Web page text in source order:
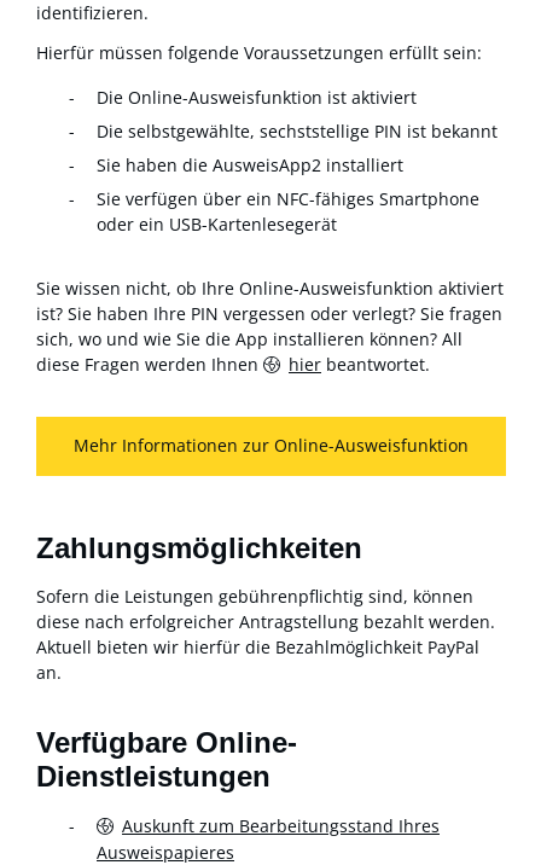
identifizieren.
Hierfür müssen folgende Voraussetzungen erfüllt sein:
Die Online-Ausweisfunktion ist aktiviert
Die selbstgewählte, sechststellige PIN ist bekannt
Sie haben die AusweisApp2 installiert
Sie verfügen über ein NFC-fähiges Smartphone
oder ein USB-Kartenlesegerät
Sie wissen nicht, ob Ihre Online-Ausweisfunktion aktiviert
ist? Sie haben Ihre PIN vergessen oder verlegt? Sie fragen
sich, wo und wie Sie die App installieren können? All
diese Fragen werden Ihnen
hier beantwortet.
Mehr Informationen zur Online-Ausweisfunktion
Zahlungsmöglichkeiten
Sofern die Leistungen gebührenpflichtig sind, können
diese nach erfolgreicher Antragstellung bezahlt werden.
Aktuell bieten wir hierfür die Bezahlmöglichkeit PayPal
an.
Verfügbare Online-
Dienstleistungen
Auskunft zum Bearbeitungsstand Ihres
Ausweispapieres